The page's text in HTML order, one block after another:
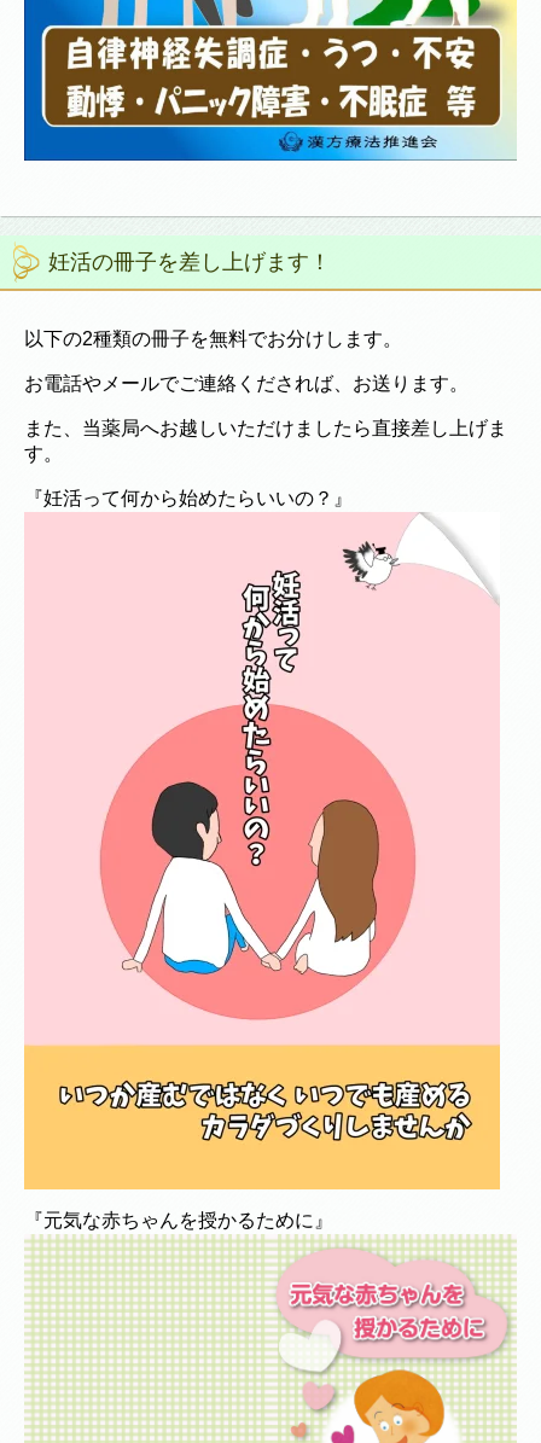
妊活の冊子を差し上げます！
以下の2種類の冊子を無料でお分けします。
お電話やメールでご連絡くだされば、お送ります。
また、当薬局へお越しいただけましたら直接差し上げま
す。
『妊活って何から始めたらいいの？』
『元気な赤ちゃんを授かるために』